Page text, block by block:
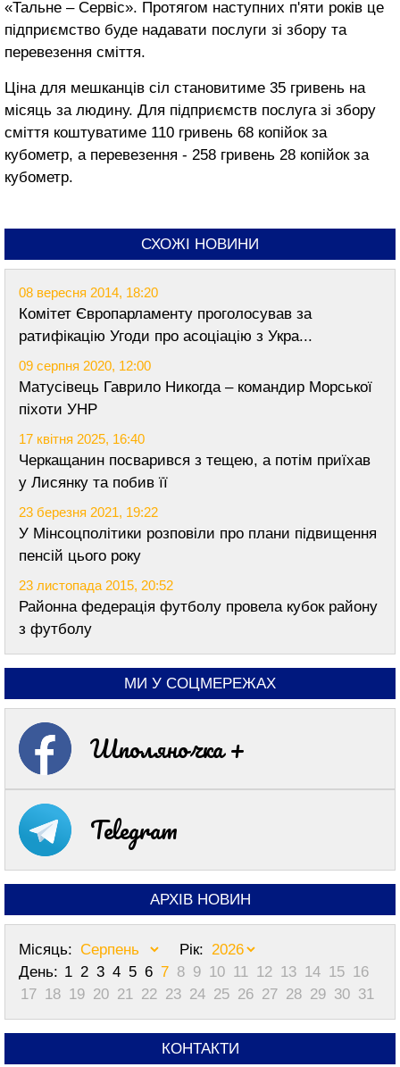
«Тальне – Сервіс». Протягом наступних п'яти років це
підприємство буде надавати послуги зі збору та
перевезення сміття.
Ціна для мешканців сіл становитиме 35 гривень на
місяць за людину. Для підприємств послуга зі збору
сміття коштуватиме 110 гривень 68 копійок за
кубометр, а перевезення - 258 гривень 28 копійок за
кубометр.
СХОЖІ НОВИНИ
08 вересня 2014, 18:20
Комітет Європарламенту проголосував за
ратифікацію Угоди про асоціацію з Укра...
09 серпня 2020, 12:00
Матусівець Гаврило Никогда – командир Морської
піхоти УНР
17 квітня 2025, 16:40
Черкащанин посварився з тещею, а потім приїхав
у Лисянку та побив її
23 березня 2021, 19:22
У Мінсоцполітики розповіли про плани підвищення
пенсій цього року
23 листопада 2015, 20:52
Районна федерація футболу провела кубок району
з футболу
МИ У СОЦМЕРЕЖАХ
Шполяночка +
Telegram
АРХІВ НОВИН
Місяць:
Рік:
День: 1 2 3 4 5 6 7 8 9 10 11 12 13 14 15 16
17 18 19 20 21 22 23 24 25 26 27 28 29 30 31
КОНТАКТИ